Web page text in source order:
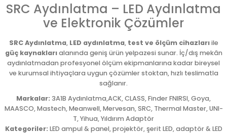
SRC Aydınlatma – LED Aydınlatma
ve Elektronik Çözümler
SRC Aydınlatma, LED aydınlatma, test ve ölçüm cihazlarıile
güç kaynaklarıalanında geniş ürün yelpazesi sunar. İç/dış mekân
aydınlatmadan profesyonel ölçüm ekipmanlarına kadar bireysel
ve kurumsal ihtiyaçlara uygun çözümler stoktan, hızlı teslimatla
sağlanır.
Markalar: 3A1B Aydınlatma,ACK, CLASS, Finder FNIRSI, Goya,
MAASCO, Mastech, Meanwell, Mervesan, SRC, Thermal Master, UNI-
T, Yihua, Yıldırım Adaptör
Kategoriler: LED ampul & panel, projektör, şerit LED, adaptör & LED